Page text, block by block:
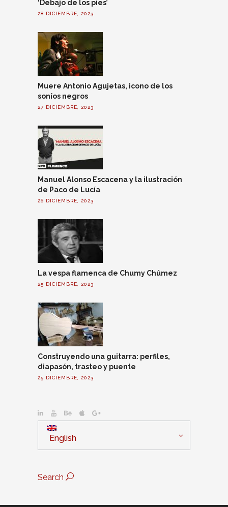
‘Debajo de los pies’
28 DICIEMBRE, 2023
Muere Antonio Agujetas, icono de los
soníos negros
27 DICIEMBRE, 2023
Manuel Alonso Escacena y la ilustración
de Paco de Lucía
26 DICIEMBRE, 2023
La vespa flamenca de Chumy Chúmez
25 DICIEMBRE, 2023
Construyendo una guitarra: perfiles,
diapasón, trasteo y puente
25 DICIEMBRE, 2023
English
Search